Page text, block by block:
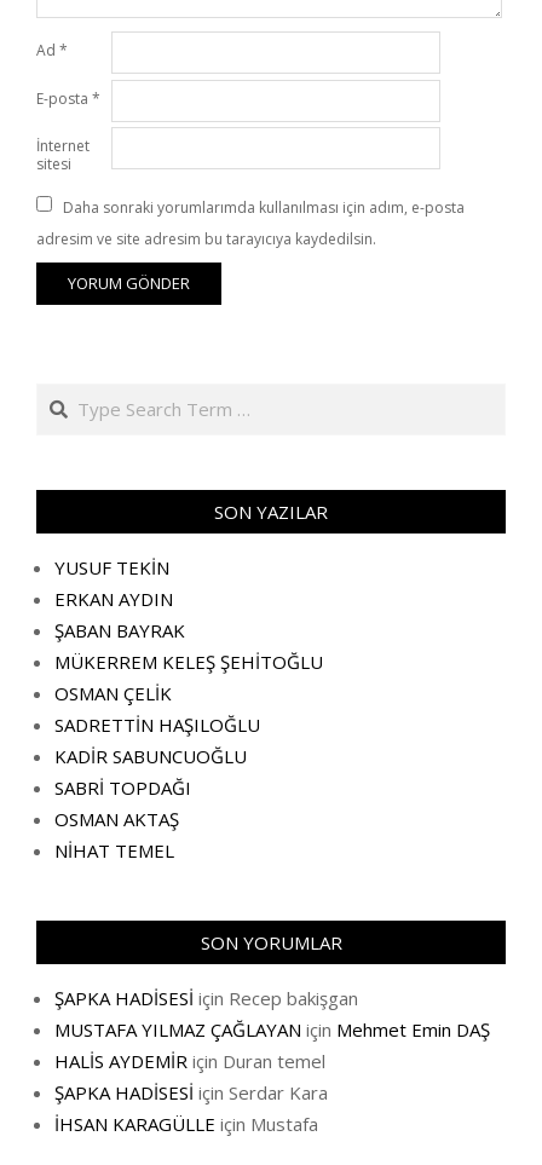
Ad *
E-posta *
İnternet
sitesi
Daha sonraki yorumlarımda kullanılması için adım, e-posta
adresim ve site adresim bu tarayıcıya kaydedilsin.
Search
SON YAZILAR
YUSUF TEKİN
ERKAN AYDIN
ŞABAN BAYRAK
MÜKERREM KELEŞ ŞEHİTOĞLU
OSMAN ÇELİK
SADRETTİN HAŞILOĞLU
KADİR SABUNCUOĞLU
SABRİ TOPDAĞI
OSMAN AKTAŞ
NİHAT TEMEL
SON YORUMLAR
ŞAPKA HADİSESİ için Recep bakişgan
MUSTAFA YILMAZ ÇAĞLAYAN için Mehmet Emin DAŞ
HALİS AYDEMİR için Duran temel
ŞAPKA HADİSESİ için Serdar Kara
İHSAN KARAGÜLLE için Mustafa